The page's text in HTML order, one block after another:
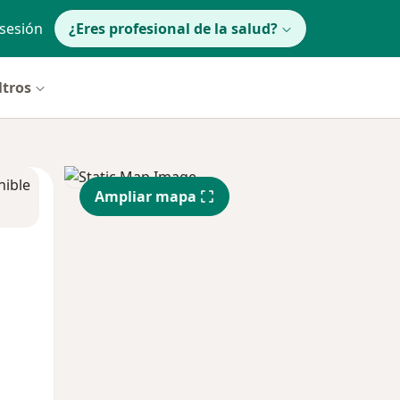
¿Eres profesional de la salud?
Ampliar mapa